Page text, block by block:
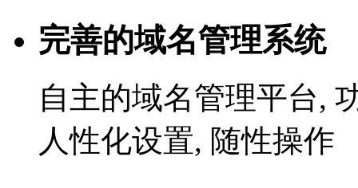
完善的域名管理系统
自主的域名管理平台,
人性化设置, 随性操作